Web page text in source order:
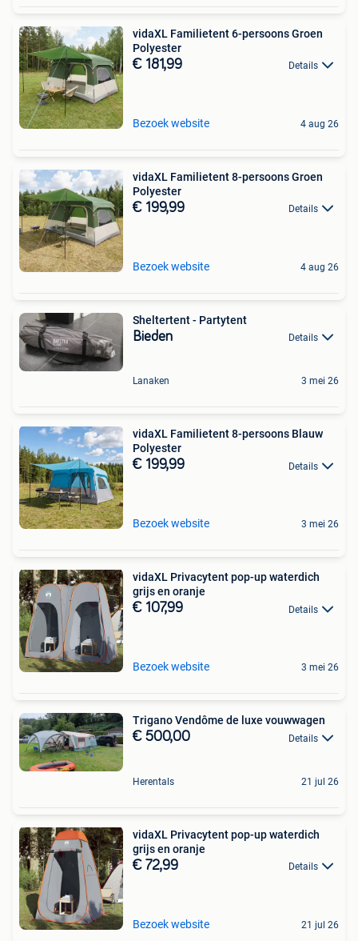
vidaXL Familietent 6-persoons Groen
Polyester
€ 181,99 Details
Bezoek website 4 aug 26
vidaXL Familietent 8-persoons Groen
Polyester
€ 199,99 Details
Bezoek website 4 aug 26
Sheltertent - Partytent
Bieden Details
Lanaken 3 mei 26
vidaXL Familietent 8-persoons Blauw
Polyester
€ 199,99 Details
Bezoek website 3 mei 26
vidaXL Privacytent pop-up waterdich
grijs en oranje
€ 107,99 Details
Bezoek website 3 mei 26
Trigano Vendôme de luxe vouwwagen
€ 500,00 Details
Herentals 21 jul 26
vidaXL Privacytent pop-up waterdich
grijs en oranje
€ 72,99 Details
Bezoek website 21 jul 26